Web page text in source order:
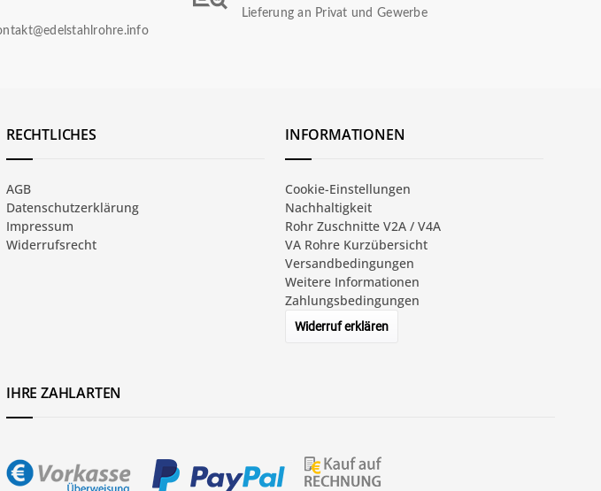
Lieferung an Privat und Gewerbe
RECHTLICHES
AGB
Datenschutzerklärung
Impressum
Widerrufsrecht
INFORMATIONEN
Cookie-Einstellungen
Nachhaltigkeit
Rohr Zuschnitte V2A / V4A
VA Rohre Kurzübersicht
Versandbedingungen
Weitere Informationen
Zahlungsbedingungen
Widerruf erklären
IHRE ZAHLARTEN